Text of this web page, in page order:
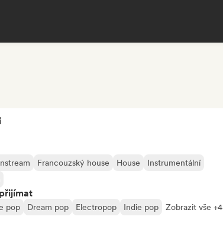
Francouzský house House
Instrumentální
pop Dream pop Electropop Indie pop Zobrazit vše +4